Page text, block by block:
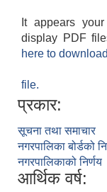
It appears
display PDF
here to
file.
प्रकार:
सूचना तथा समाचार
नगरपालिका बोर्डको
नगरपालिकाको निर्णय
आर्थिक वर्ष: